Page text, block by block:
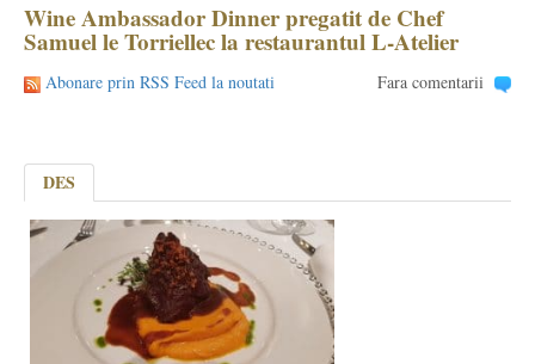
Wine Ambassador Dinner pregatit de Chef
Samuel le Torriellec la restaurantul L-Atelier
Abonare prin RSS Feed la noutati Fara comentarii
DES